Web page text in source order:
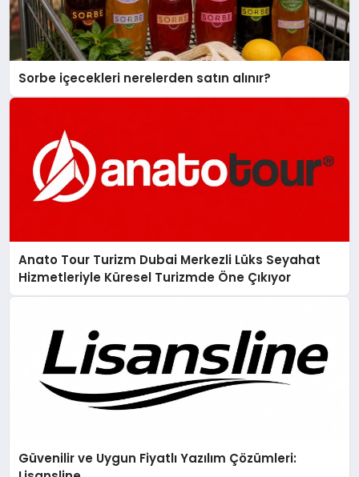
Sorbe içecekleri nerelerden satın alınır?
Anato Tour Turizm Dubai Merkezli Lüks Seyahat
Hizmetleriyle Küresel Turizmde Öne Çıkıyor
Güvenilir ve Uygun Fiyatlı Yazılım Çözümleri: